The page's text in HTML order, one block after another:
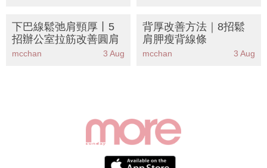
下巴線鬆弛肩頸厚丨5
招辦公室拉筋改善圓肩
mcchan 3 Aug
背厚改善方法｜8招鬆
肩胛瘦背線條
mcchan 3 Aug